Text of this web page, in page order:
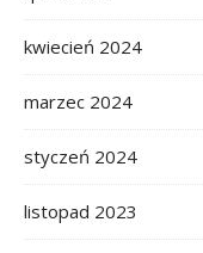
kwiecień 2024
marzec 2024
styczeń 2024
listopad 2023